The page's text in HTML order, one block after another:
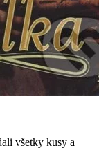
všetky kusy a